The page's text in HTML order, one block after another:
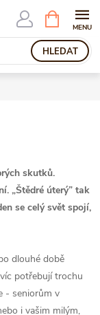
HLEDAT
NÁKUPNÍ
KOŠÍK
skutků.
„Štědré úterý” tak
se celý svět spojí,
dlouhé době
potřebují trochu
- seniorům v
i vašim milým,